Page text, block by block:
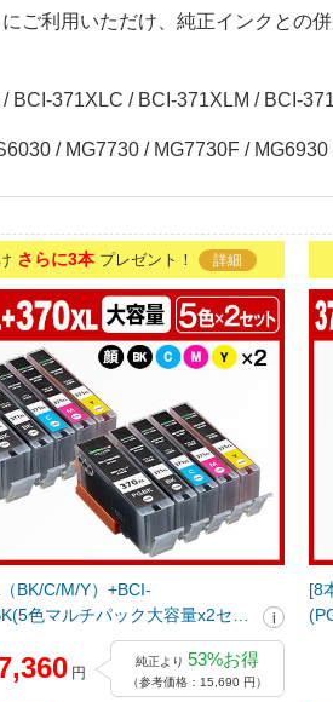
ご利用いただけ、純正インクとの併
BCI-371XLC / BCI-371XLM / BCI-
/ MG7730 / MG7730F / MG6930
さらに3本プレゼント！ 詳細
BK/C/M/Y）+BCI-
色マルチパック大容量x2セッ
[Canon]互換インクカートリッ
円
純正より 53%お得
（参考価格：15,690 円）
[8